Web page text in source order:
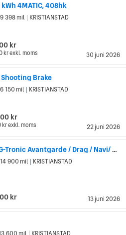
4MATIC, 408hk
30 juni 2026
9 398 mil KRISTIANSTAD
kr
krexkl. moms
Brake
22 juni 2026
6 150 mil KRISTIANSTAD
kr
krexkl. moms
Mercedes-Benz C 300 T e 9G-Tronic Avantgarde / Drag / Navi/ kamera
13 juni 2026
14 900 mil KRISTIANSTAD
kr